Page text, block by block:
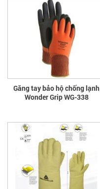
Găng tay bảo hộ chống lạnh
Wonder Grip WG-338